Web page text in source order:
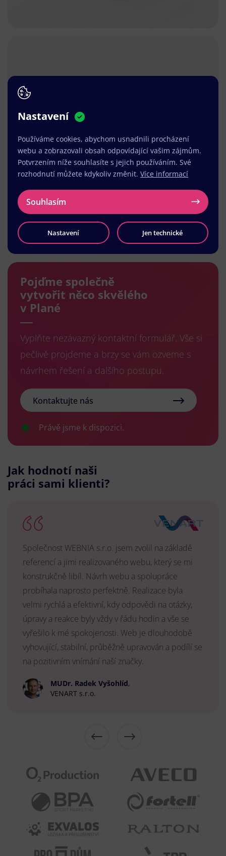
Načíst další
Pojďme společně
vytvořit něco skvělého
v Plané
Vyplňte nezávazný kontaktní formulář. Vše si
pečlivě projdeme a brzy se vám ozveme s
návrhem řešení a dalšího postupu.
Kontaktujte nás
Právě jsme k dispozici.
Jak hodnotí naši
práci sami klienti?
Společnost WEBNIA s.r.o. jsem zvolil na základě
referencí a jimi realizovaného webu, který se mi
konstrukčně libíl. Návrh webu a spolupráce
probíhala naprosto perfektně. Realizace byla
velmi rychlá a efektivní, kdy odpovědi na otázky,
úpravy a reakce byly vždy v řádu hodin a vše se
vyřešilo k mé spokojenosti. Web je dlouhodobě
vyhovující, stabilní, průběžně upravován a podílí se
na pozitivním vnímání naší značky.
MUDr. Radek Vyšohlíd,
VENART s.r.o.
Nastavení
Používáme cookies, abychom usnadnili procházení
webu a zobrazovali obsah odpovídající vašim zájmům.
Potvrzením níže souhlasíte s jejich používáním. Své
rozhodnutí můžete kdykoliv změnit. Více informací
Souhlasím
Nastavení Jen technické